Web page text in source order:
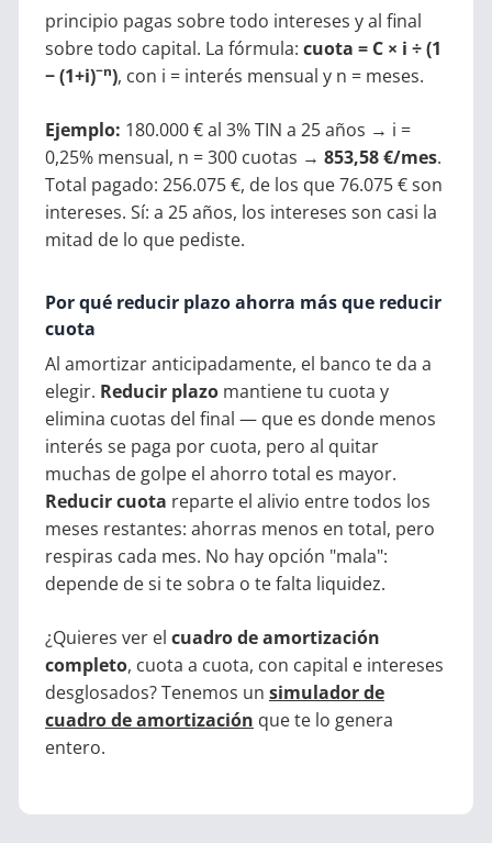
principio pagas sobre todo intereses y al final
sobre todo capital. La fórmula: cuota = C × i ÷ (1
− (1+i)−n), con i = interés mensual y n = meses.
Ejemplo: 180.000 € al 3% TIN a 25 años → i =
0,25% mensual, n = 300 cuotas → 853,58 €/mes.
Total pagado: 256.075 €, de los que 76.075 € son
intereses. Sí: a 25 años, los intereses son casi la
mitad de lo que pediste.
Por qué reducir plazo ahorra más que reducir
cuota
Al amortizar anticipadamente, el banco te da a
elegir. Reducir plazo mantiene tu cuota y
elimina cuotas del final — que es donde menos
interés se paga por cuota, pero al quitar
muchas de golpe el ahorro total es mayor.
Reducir cuota reparte el alivio entre todos los
meses restantes: ahorras menos en total, pero
respiras cada mes. No hay opción "mala":
depende de si te sobra o te falta liquidez.
¿Quieres ver el cuadro de amortización
completo, cuota a cuota, con capital e intereses
desglosados? Tenemos un simulador de
cuadro de amortización que te lo genera
entero.